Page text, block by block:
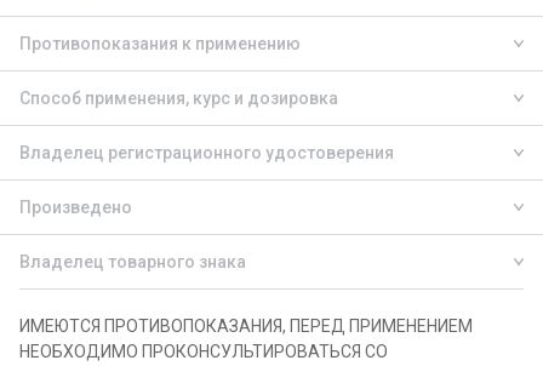
Противопоказания к применению
Способ применения, курс и дозировка
Владелец регистрационного удостоверения
Произведено
Владелец товарного знака
ИМЕЮТСЯ ПРОТИВОПОКАЗАНИЯ, ПЕРЕД ПРИМЕНЕНИЕМ
НЕОБХОДИМО ПРОКОНСУЛЬТИРОВАТЬСЯ СО